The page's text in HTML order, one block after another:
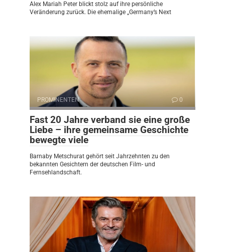
Alex Mariah Peter blickt stolz auf ihre persönliche
Veränderung zurück. Die ehemalige „Germany’s Next
PROMINENTEN 0
Fast 20 Jahre verband sie eine große
Liebe – ihre gemeinsame Geschichte
bewegte viele
Barnaby Metschurat gehört seit Jahrzehnten zu den
bekannten Gesichtern der deutschen Film- und
Fernsehlandschaft.